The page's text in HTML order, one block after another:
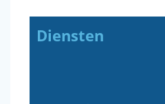
Diensten